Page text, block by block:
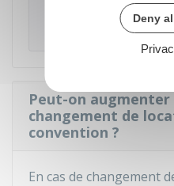
. Le résultat
d'euro le plus proche.
Peut-on
changement de
convention ?
En cas de changement
Deny